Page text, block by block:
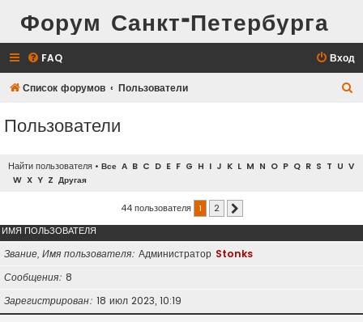
Форум Санкт-Петербурга
FAQ Вход
Список форумов Пользователи
Пользователи
Найти пользователя • Все A B C D E F G H I J K L M N O P Q R S T U V
W X Y Z Другая
44 пользователя 1 2
ИМЯ ПОЛЬЗОВАТЕЛЯ
Звание, Имя пользователя Администратор Stonks
Сообщения 8
Зарегистрирован 18 июл 2023, 10:19